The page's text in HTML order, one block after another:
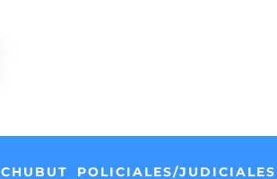
CHUBUT POLICIALES/JUDICIALES